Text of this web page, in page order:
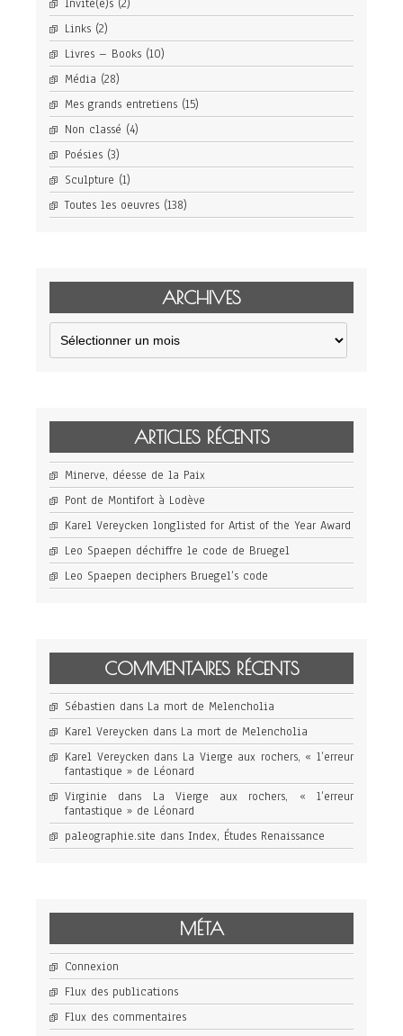
Invité(e)s (2)
Links (2)
Livres – Books (10)
Média (28)
Mes grands entretiens (15)
Non classé (4)
Poésies (3)
Sculpture (1)
Toutes les oeuvres (138)
ARCHIVES
Archives
ARTICLES RÉCENTS
Minerve, déesse de la Paix
Pont de Montifort à Lodève
Karel Vereycken longlisted for Artist of the Year Award
Leo Spaepen déchiffre le code de Bruegel
Leo Spaepen deciphers Bruegel’s code
COMMENTAIRES RÉCENTS
Sébastien dans La mort de Melencholia
Karel Vereycken dans La mort de Melencholia
Karel Vereycken dans La Vierge aux rochers, « l’erreur
fantastique » de Léonard
Virginie dans La Vierge aux rochers, « l’erreur
fantastique » de Léonard
paleographie.site dans Index, Études Renaissance
MÉTA
Connexion
Flux des publications
Flux des commentaires